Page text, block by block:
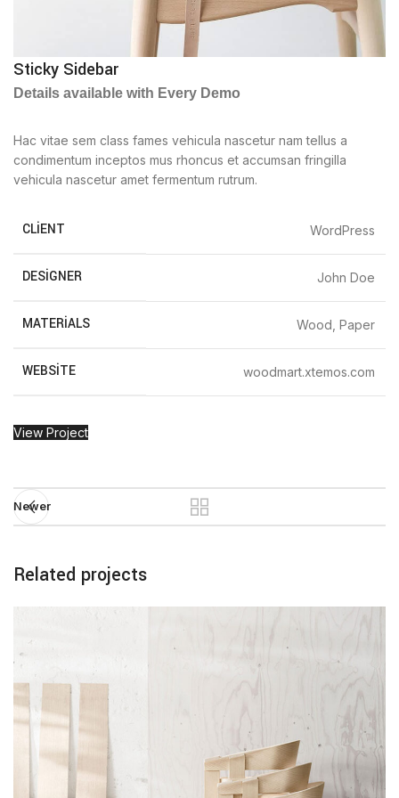
Sticky Sidebar
Details available with Every Demo
Hac vitae sem class fames vehicula nascetur nam tellus a
condimentum inceptos mus rhoncus et accumsan fringilla
vehicula nascetur amet fermentum rutrum.
CLIENT WordPress
DESIGNER John Doe
MATERIALS Wood, Paper
WEBSITE woodmart.xtemos.com
View Project
Newer
Related projects